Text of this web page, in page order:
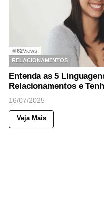
◉62Views
RELACIONAMENTOS
Entenda as 5
Relacionamentos e
16/07/2025
Veja Mais